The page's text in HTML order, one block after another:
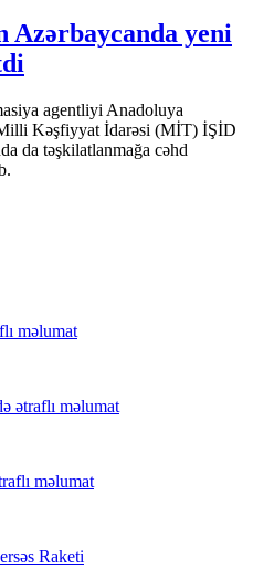
yeni
agentliyi Anadoluya
Kəşfiyyat İdarəsi (MİT) İŞİD
da təşkilatlanmağa cəhd
məlumat
ətraflı məlumat
məlumat
Raketi